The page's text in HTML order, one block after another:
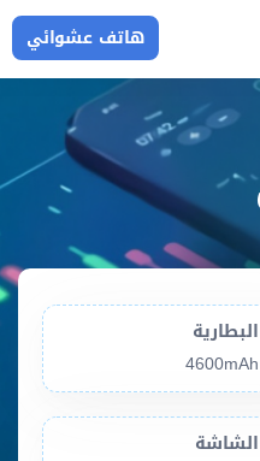
هاتف عشوائي
البطارية
4600mAh
الشاشة